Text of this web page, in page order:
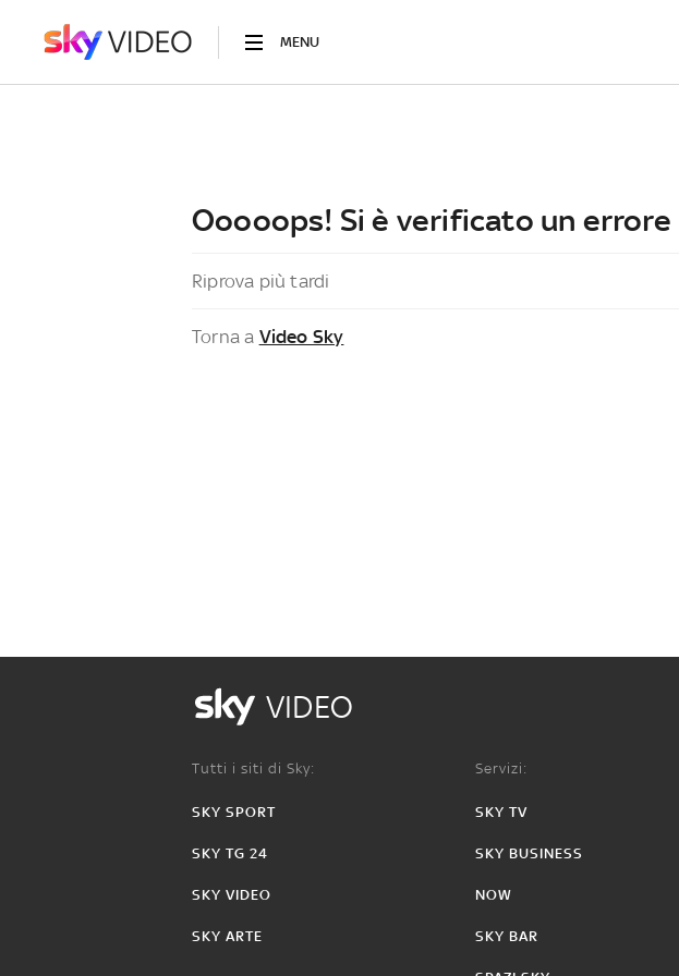
MENU
Ooooops! Si è verificato un errore
Riprova più tardi
Torna a Video Sky
VIDEO
Tutti i siti di Sky:
SKY SPORT
SKY TG 24
SKY VIDEO
SKY ARTE
Servizi:
SKY TV
SKY BUSINESS
NOW
SKY BAR